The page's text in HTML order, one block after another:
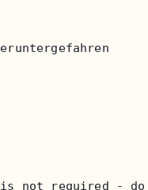
is not required -